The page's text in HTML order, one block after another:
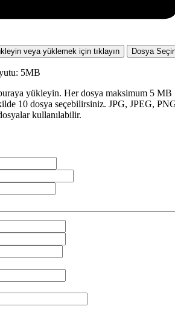
veya yüklemek için tıklayın Dosya
5MB
yükleyin. Her dosya maksimum 5 MB
10 dosya seçebilirsiniz. JPG, JPEG,
kullanılabilir.